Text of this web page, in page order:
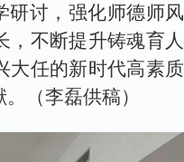
研讨，强化师德师风
，不断提升铸魂育人
大任的新时代高素质
。（李磊供稿）